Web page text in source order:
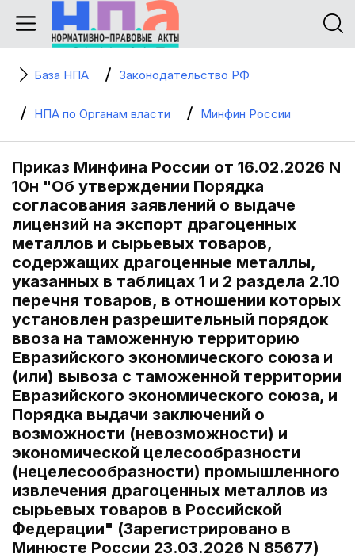
База НПА Законодательство РФ
НПА по Органам власти Минфин России
Приказ Минфина России от 16.02.2026 N
10н "Об утверждении Порядка
согласования заявлений о выдаче
лицензий на экспорт драгоценных
металлов и сырьевых товаров,
содержащих драгоценные металлы,
указанных в таблицах 1 и 2 раздела 2.10
перечня товаров, в отношении которых
установлен разрешительный порядок
ввоза на таможенную территорию
Евразийского экономического союза и
(или) вывоза с таможенной территории
Евразийского экономического союза, и
Порядка выдачи заключений о
возможности (невозможности) и
экономической целесообразности
(нецелесообразности) промышленного
извлечения драгоценных металлов из
сырьевых товаров в Российской
Федерации" (Зарегистрировано в
Минюсте России 23.03.2026 N 85677)